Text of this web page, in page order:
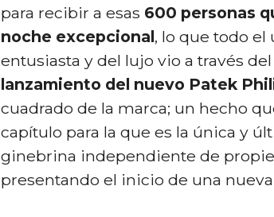
para recibir a esas 600 personas
noche excepcional, lo que todo el
entusiasta y del lujo vio a través
lanzamiento del nuevo Patek
cuadrado de la marca; un hecho
capítulo para la que es la única y
ginebrina independiente de
presentando el inicio de una